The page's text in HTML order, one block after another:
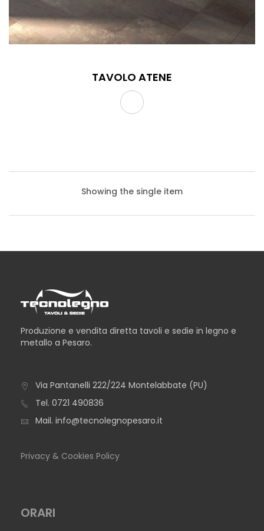
TAVOLO ATENE
TAVOLO ATENE
Showing the single item
Produzione e vendita diretta tavoli e sedie in legno e
metallo a Pesaro.
Via Pantanelli 222/224 Montelabbate (PU)
Tel. 0721 490836
Mail. info@tecnolegnopesaro.it
Privacy & Cookies Policy
ORARI